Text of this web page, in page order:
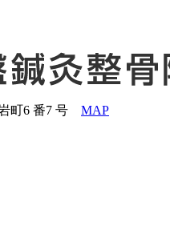
町6 番7 号 MAP